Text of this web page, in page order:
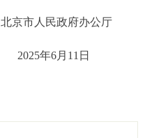
北京市人民政府办公厅
2025年6月11日